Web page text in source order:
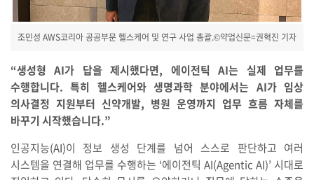
조민성 AWS코리아 공공부문 헬스케어 및 연구 사업 총괄.©약업신문=권혁진 기자
“생성형 AI가 답을 제시했다면, 에이전틱 AI는 실제 업무를
수행합니다. 특히 헬스케어와 생명과학 분야에서는 AI가 임상
의사결정 지원부터 신약개발, 병원 운영까지 업무 흐름 자체를
바꾸기 시작했습니다.”
인공지능(AI)이 정보 생성 단계를 넘어 스스로 판단하고 여러
시스템을 연결해 업무를 수행하는 ‘에이전틱 AI(Agentic AI)’ 시대로